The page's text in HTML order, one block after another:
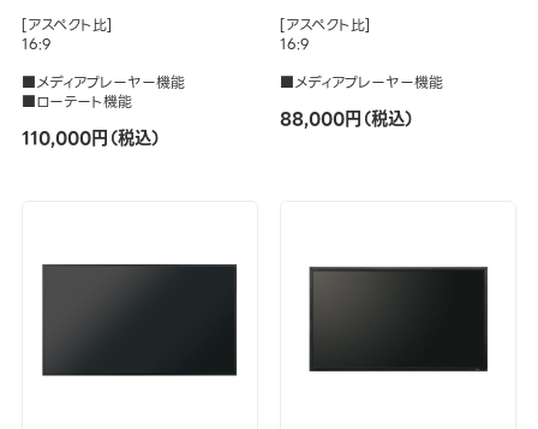
[アスペクト比]
16:9
■メディアプレーヤー機能
■ローテート機能
110,000円（税込）
[アスペクト比]
16:9
■メディアプレーヤー機能
88,000円（税込）